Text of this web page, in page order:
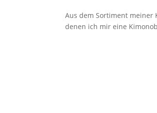
Aus dem Sortiment meiner
denen ich mir eine